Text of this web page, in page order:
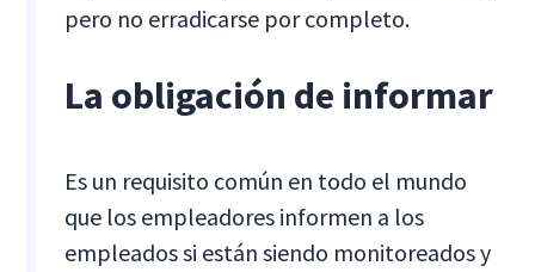
pero no erradicarse por completo.
La obligación de informar
Es un requisito común en todo el mundo
que los empleadores informen a los
empleados si están siendo monitoreados y